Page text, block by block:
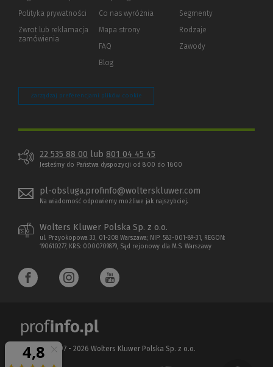
Polityka prywatności (Nowe
(Link
innej
Zwrot lub reklamacja
zamówienia
strony)
Co nas wyróżnia
Mapa strony
FAQ
Blog
Segmenty
Rodzaje
Zawody
Zarządzaj preferencjami plików cookie
22 535 88 00 lub 801 04 45 45
Jesteśmy do Państwa dyspozycji od 8:00 do 16:00
pl-obsluga.profinfo@wolterskluwer.com
Na wiadomość odpowiemy możliwe jak najszybciej.
Wolters Kluwer Polska Sp. z o.o.
ul. Przyokopowa 33, 01-208 Warszawa; NIP: 583-001-89-31, REGON:
190610277, KRS: 0000709879, Sąd rejonowy dla M.S. Warszawy
Copyright 1997 - 2026 Wolters Kluwer Polska Sp. z o.o.